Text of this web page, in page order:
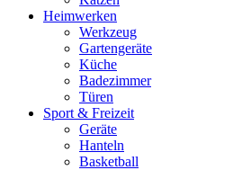
Heimwerken
Werkzeug
Gartengeräte
Küche
Badezimmer
Türen
Sport & Freizeit
Geräte
Hanteln
Basketball